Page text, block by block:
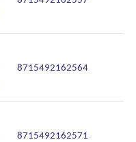
8715492162564
8715492162571